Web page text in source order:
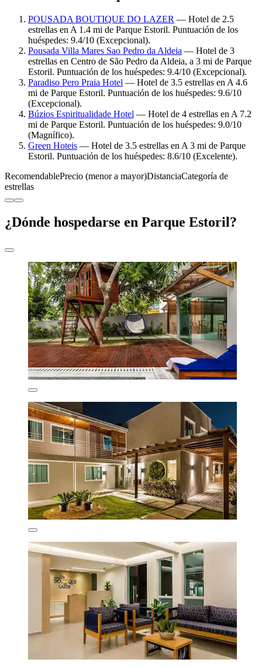
POUSADA BOUTIQUE DO LAZER — Hotel de 2.5
estrellas en A 1.4 mi de Parque Estoril. Puntuación de los
huéspedes: 9.4/10 (Excepcional).
Pousada Villa Mares Sao Pedro da Aldeia — Hotel de 3
estrellas en Centro de São Pedro da Aldeia, a 3 mi de Parque
Estoril. Puntuación de los huéspedes: 9.4/10 (Excepcional).
Paradiso Pero Praia Hotel — Hotel de 3.5 estrellas en A 4.6
mi de Parque Estoril. Puntuación de los huéspedes: 9.6/10
(Excepcional).
Búzios Espiritualidade Hotel — Hotel de 4 estrellas en A 7.2
mi de Parque Estoril. Puntuación de los huéspedes: 9.0/10
(Magnífico).
Green Hoteis — Hotel de 3.5 estrellas en A 3 mi de Parque
Estoril. Puntuación de los huéspedes: 8.6/10 (Excelente).
RecomendablePrecio (menor a mayor)DistanciaCategoría de
estrellas
¿Dónde hospedarse en Parque Estoril?